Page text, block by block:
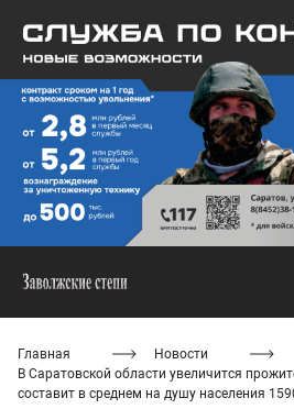
Главная
Новости
В Саратовской области увеличится
составит в среднем на душу населения